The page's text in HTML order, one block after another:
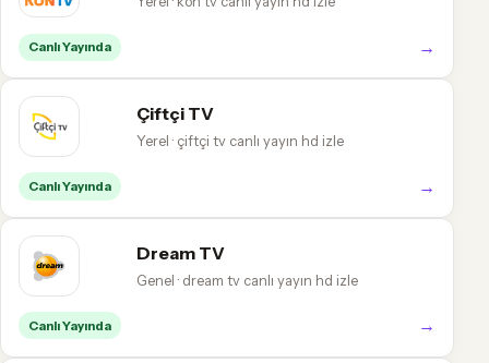
Canlı Yayında →
Çiftçi TV
Yerel · çiftçi tv canlı yayın hd izle
Canlı Yayında →
Dream TV
Genel · dream tv canlı yayın hd izle
Canlı Yayında →